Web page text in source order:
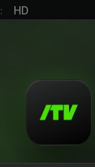
: HD